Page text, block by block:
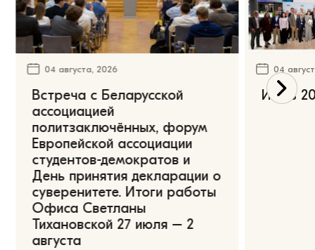
04 августа, 2026
Встреча с Беларусской
ассоциацией
политзаключённых, форум
Европейской ассоциации
студентов-демократов и
День принятия декларации о
суверенитете. Итоги работы
Офиса Светланы
Тихановской 27 июля – 2
августа
04
Июль